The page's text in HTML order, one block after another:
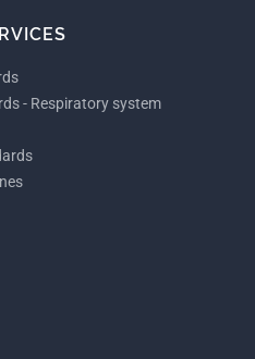
- Respiratory system